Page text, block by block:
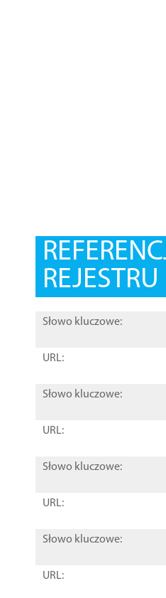
Słowo kluczowe:
URL:
Słowo kluczowe:
URL:
Słowo kluczowe:
URL:
Słowo kluczowe:
URL: